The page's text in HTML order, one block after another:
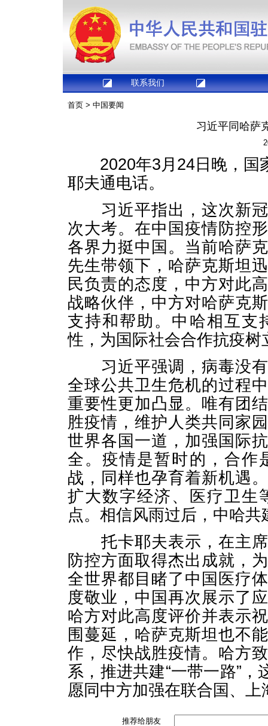
联系我们
首页 > 中国要闻
习近平同哈萨
2020年3月24日晚，国
耶夫通电话。
习近平指出，这次新冠
次大考。在中国疫情防控
各界力挺中国。当前哈萨
先生带领下，哈萨克斯坦
民负责的态度，中方对此
战略伙伴，中方对哈萨克
支持和帮助。中哈相互支
性，为国际社会合作抗疫树
习近平强调，病毒没有
全球公共卫生危机的过程
重要性更加凸显。唯有团
胜疫情，维护人类共同家
世界各国一道，加强国际
全。疫情是暂时的，合作
战，同样也孕育着新机遇
扩大数字经济、医疗卫生
点。相信风雨过后，中哈共
托卡耶夫表示，在主席
防控方面取得杰出成就，
全世界都目睹了中国医疗
度敬业，中国再次展示了
哈方对此高度评价并表示
围蔓延，哈萨克斯坦也不
作，尽快战胜疫情。哈方
系，推进共建“一带一路”
愿同中方加强在联合国、
推荐给朋友